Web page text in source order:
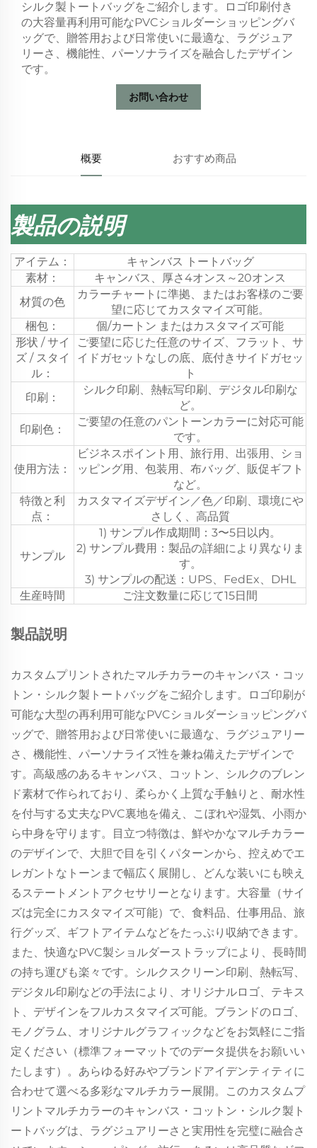
シルク製トートバッグをご紹介します。ロゴ印刷付き
の大容量再利用可能なPVCショルダーショッピングバ
ッグで、贈答用および日常使いに最適な、ラグジュア
リーさ、機能性、パーソナライズを融合したデザイン
です。
お問い合わせ
概要 おすすめ商品
製品の説明
アイテム：
キャンバス トートバッグ
素材：
キャンバス、厚さ4オンス～20オンス
材質の色
カラーチャートに準拠、またはお客様のご要
望に応じてカスタマイズ可能。
梱包：
個/カートン またはカスタマイズ可能
形状 / サイ
ズ / スタイ
ル：
ご要望に応じた任意のサイズ、フラット、サ
イドガセットなしの底、底付きサイドガセッ
ト
印刷：
シルク印刷、熱転写印刷、デジタル印刷な
ど。
印刷色：
ご要望の任意のパントーンカラーに対応可能
です。
使用方法：
ビジネスポイント用、旅行用、出張用、ショ
ッピング用、包装用、布バッグ、販促ギフト
など。
特徴と利
点：
カスタマイズデザイン／色／印刷、環境にや
さしく、高品質
サンプル
1) サンプル作成期間：3〜5日以内。
2) サンプル費用：製品の詳細により異なりま
す。
3) サンプルの配送：UPS、FedEx、DHL
生産時間
ご注文数量に応じて15日間
製品説明
カスタムプリントされたマルチカラーのキャンバス・コッ
トン・シルク製トートバッグをご紹介します。ロゴ印刷が
可能な大型の再利用可能なPVCショルダーショッピングバ
ッグで、贈答用および日常使いに最適な、ラグジュアリー
さ、機能性、パーソナライズ性を兼ね備えたデザインで
す。高級感のあるキャンバス、コットン、シルクのブレン
ド素材で作られており、柔らかく上質な手触りと、耐水性
を付与する丈夫なPVC裏地を備え、こぼれや湿気、小雨か
ら中身を守ります。目立つ特徴は、鮮やかなマルチカラー
のデザインで、大胆で目を引くパターンから、控えめでエ
レガントなトーンまで幅広く展開し、どんな装いにも映え
るステートメントアクセサリーとなります。大容量（サイ
ズは完全にカスタマイズ可能）で、食料品、仕事用品、旅
行グッズ、ギフトアイテムなどをたっぷり収納できます。
また、快適なPVC製ショルダーストラップにより、長時間
の持ち運びも楽々です。シルクスクリーン印刷、熱転写、
デジタル印刷などの手法により、オリジナルロゴ、テキス
ト、デザインをフルカスタマイズ可能。ブランドのロゴ、
モノグラム、オリジナルグラフィックなどをお気軽にご指
定ください（標準フォーマットでのデータ提供をお願いい
たします）。あらゆる好みやブランドアイデンティティに
合わせて選べる多彩なマルチカラー展開。このカスタムプ
リントマルチカラーのキャンバス・コットン・シルク製ト
ートバッグは、ラグジュアリーさと実用性を完璧に融合さ